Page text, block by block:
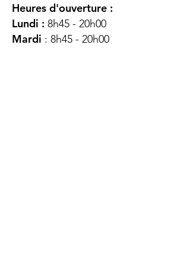
Heures d'ouverture :
Lundi : 8h45 - 20h00
Mardi : 8h45 - 20h00